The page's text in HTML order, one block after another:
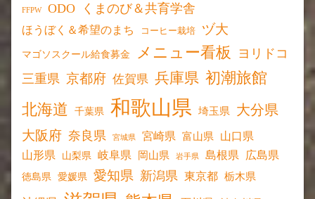
FFPW ODO くまのび＆共育学舎
ほうぼく＆希望のまち コーヒー栽培 ヅ大
マゴソスクール給食募金 メニュー看板
ヨリドコ
三重県 京都府 佐賀県 兵庫県 初潮旅館
北海道
千葉県 和歌山県 埼玉県 大分県
大阪府 奈良県 宮城県 宮崎県 富山県 山口県
山形県 山梨県 岐阜県 岡山県 岩手県 島根県 広島県
徳島県 愛媛県 愛知県 新潟県 東京都 栃木県